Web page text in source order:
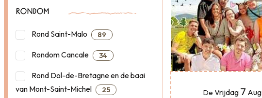
RONDOM
Rond Saint-Malo 89
Rondom Cancale 34
Rond Dol-de-Bretagne en de baai
van Mont-Saint-Michel
25 De Vrijdag 7 Aug